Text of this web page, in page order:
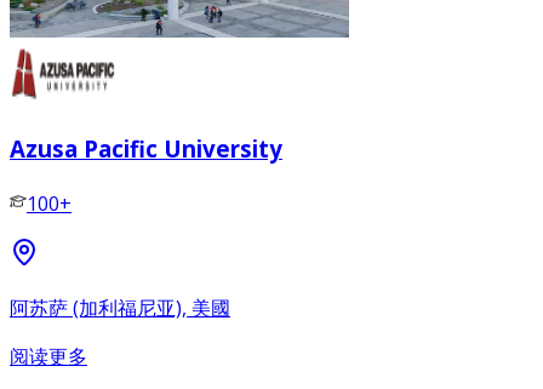
Azusa Pacific University
100+
阿苏萨 (加利福尼亚), 美國
阅读更多